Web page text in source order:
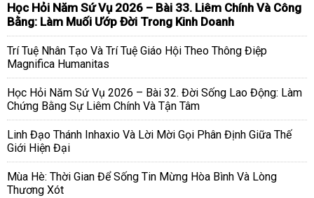
Học Hỏi Năm Sứ Vụ 2026 – Bài 33. Liêm Chính Và Công
Bằng: Làm Muối Ướp Đời Trong Kinh Doanh
Trí Tuệ Nhân Tạo Và Trí Tuệ Giáo Hội Theo Thông Điệp
Magnifica Humanitas
Học Hỏi Năm Sứ Vụ 2026 – Bài 32. Đời Sống Lao Động: Làm
Chứng Bằng Sự Liêm Chính Và Tận Tâm
Linh Đạo Thánh Inhaxio Và Lời Mời Gọi Phân Định Giữa Thế
Giới Hiện Đại
Mùa Hè: Thời Gian Để Sống Tin Mừng Hòa Bình Và Lòng
Thương Xót